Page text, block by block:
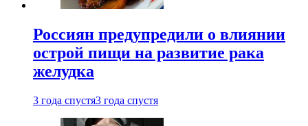
Россиян предупредили о влиянии
острой пищи на развитие рака
желудка
3 года спустя3 года спустя